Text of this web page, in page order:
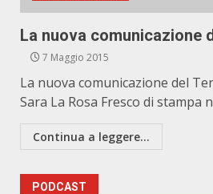
La nuova comunicazione
7 Maggio 2015
La nuova comunicazione del
Sara La Rosa Fresco di stampa
Continua a leggere...
PODCAST